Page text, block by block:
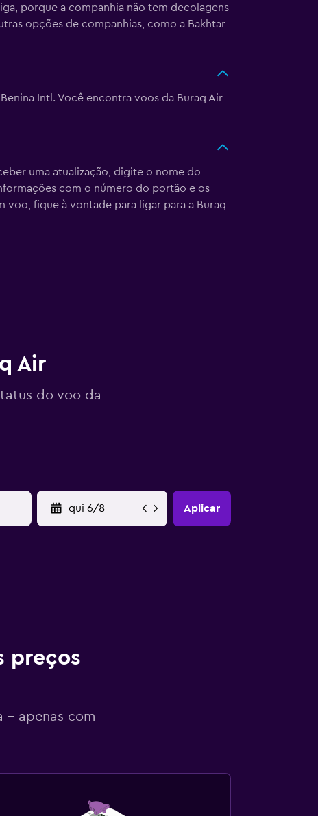
porque a companhia não tem decolagens
opções de companhias, como a Bakhtar
Intl. Você encontra voos da Buraq Air
uma atualização, digite o nome do
com o número do portão e os
voo, fique à vontade para ligar para a Buraq
Air
do voo da
Aplicar
preços
- apenas com